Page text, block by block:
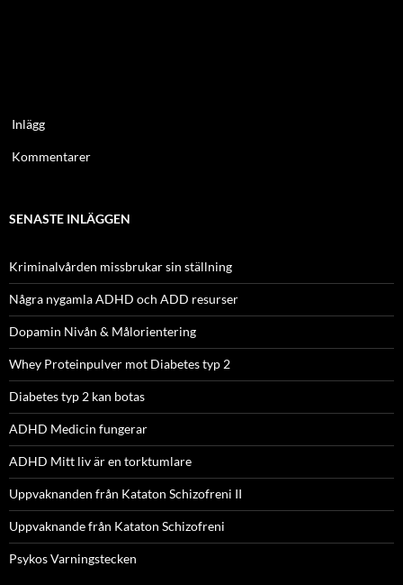
Inlägg
Kommentarer
SENASTE INLÄGGEN
Kriminalvården missbrukar sin ställning
Några nygamla ADHD och ADD resurser
Dopamin Nivån & Målorientering
Whey Proteinpulver mot Diabetes typ 2
Diabetes typ 2 kan botas
ADHD Medicin fungerar
ADHD Mitt liv är en torktumlare
Uppvaknanden från Kataton Schizofreni II
Uppvaknande från Kataton Schizofreni
Psykos Varningstecken